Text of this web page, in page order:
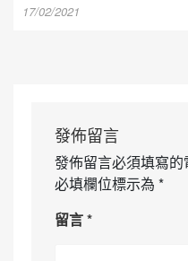
17/02/2021
發佈留言
發佈留言必須填寫的
必填欄位標示為 *
留言*